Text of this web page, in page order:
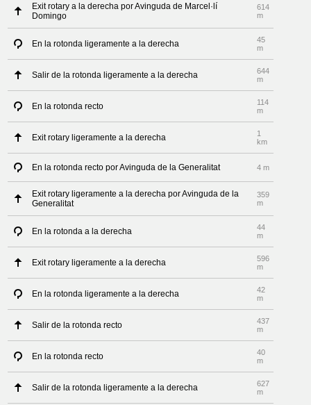
Exit rotary a la derecha por Avinguda de Marcel·lí
Domingo
614
m
En la rotonda ligeramente a la derecha
45
m
Salir de la rotonda ligeramente a la derecha
644
m
En la rotonda recto
114
m
Exit rotary ligeramente a la derecha
1
km
En la rotonda recto por Avinguda de la Generalitat 4 m
Exit rotary ligeramente a la derecha por Avinguda de la
Generalitat
359
m
En la rotonda a la derecha
44
m
Exit rotary ligeramente a la derecha
596
m
En la rotonda ligeramente a la derecha
42
m
Salir de la rotonda recto
437
m
En la rotonda recto
40
m
Salir de la rotonda ligeramente a la derecha
627
m